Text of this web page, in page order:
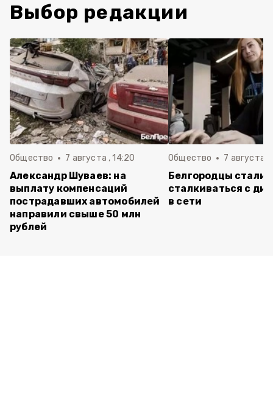
Выбор редакции
Общество 7 августа , 14:20
Александр Шуваев: на
выплату компенсаций
пострадавших автомобилей
направили свыше 50 млн
рублей
Общество 7 августа ,
Белгородцы стали
сталкиваться с
в сети